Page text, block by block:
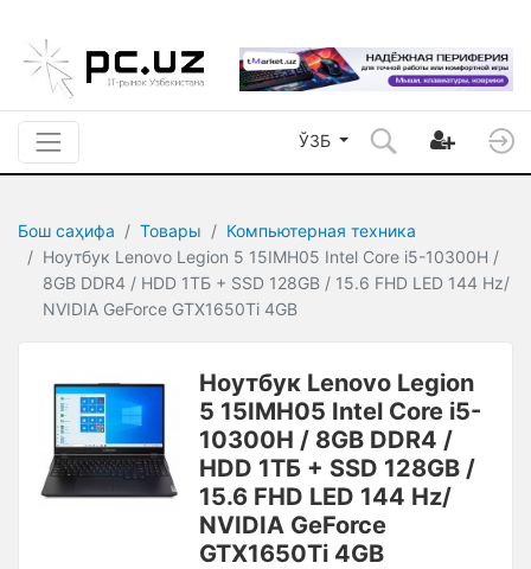
ЎЗБ
Бош саҳифа Товары
Компьютерная техника
Ноутбук Lenovo Legion 5 15IMH05 Intel Core i5-10300H /
8GB DDR4 / HDD 1ТБ + SSD 128GB / 15.6 FHD LED 144 Hz/
NVIDIA GeForce GTX1650Ti 4GB
Ноутбук Lenovo Legion
5 15IMH05 Intel Core i5-
10300H / 8GB DDR4 /
HDD 1ТБ + SSD 128GB /
15.6 FHD LED 144 Hz/
NVIDIA GeForce
GTX1650Ti 4GB